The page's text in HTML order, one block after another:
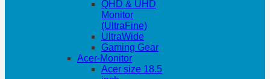
QHD & UHD
Monitor
(UltraFine)
UltraWide
Gaming Gear
Acer-Monitor
Acer size 18.5